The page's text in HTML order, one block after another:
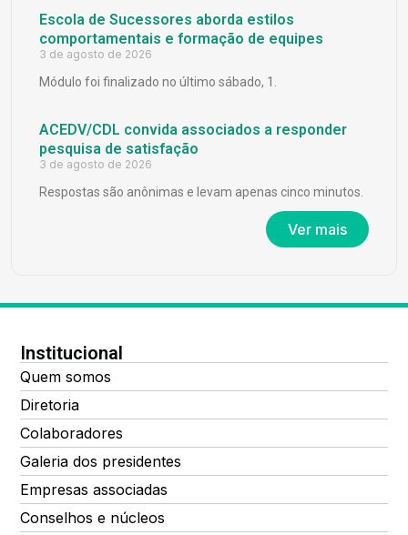
Escola de Sucessores aborda estilos
comportamentais e formação de equipes
3 de agosto de 2026
Módulo foi finalizado no último sábado, 1.
ACEDV/CDL convida associados a responder
pesquisa de satisfação
3 de agosto de 2026
Respostas são anônimas e levam apenas cinco minutos.
Ver mais
Institucional
Quem somos
Diretoria
Colaboradores
Galeria dos presidentes
Empresas associadas
Conselhos e núcleos